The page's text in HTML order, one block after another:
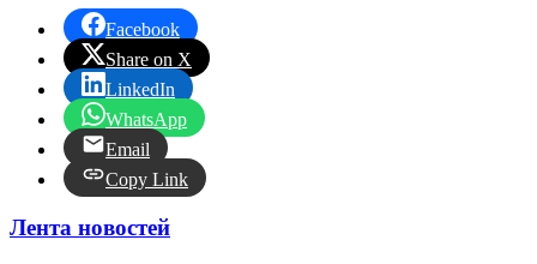
Facebook
Share on X
LinkedIn
WhatsApp
Email
Copy Link
Лента новостей